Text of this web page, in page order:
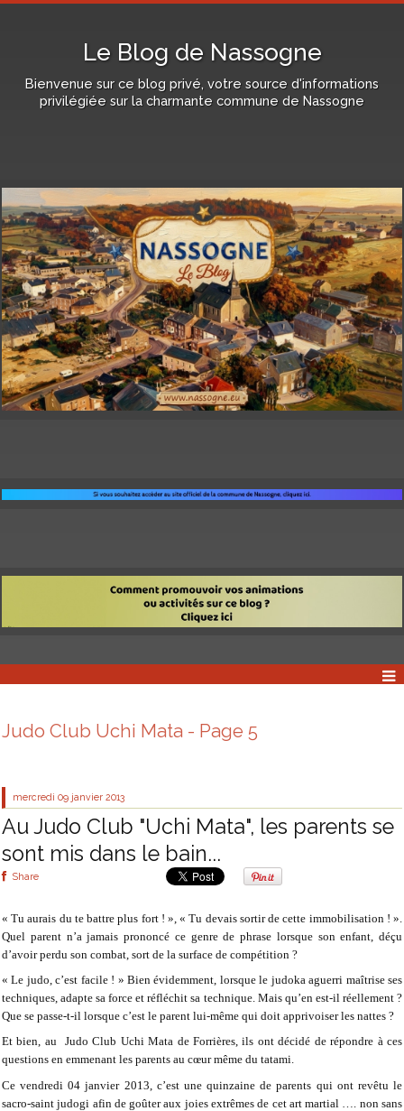
Le Blog de Nassogne
Bienvenue sur ce blog privé, votre source d'informations
privilégiée sur la charmante commune de Nassogne
Judo Club Uchi Mata - Page 5
mercredi 09 janvier 2013
Au Judo Club "Uchi Mata", les parents se
sont mis dans le bain...
Share
« Tu aurais du te battre plus fort ! », « Tu devais sortir de cette immobilisation ! ».
Quel parent n’a jamais prononcé ce genre de phrase lorsque son enfant, déçu
d’avoir perdu son combat, sort de la surface de compétition ?
« Le judo, c’est facile ! » Bien évidemment, lorsque le judoka aguerri maîtrise ses
techniques, adapte sa force et réfléchit sa technique. Mais qu’en est-il réellement ?
Que se passe-t-il lorsque c’est le parent lui-même qui doit apprivoiser les nattes ?
Et bien, au Judo Club Uchi Mata de Forrières, ils ont décidé de répondre à ces
questions en emmenant les parents au cœur même du tatami.
Ce vendredi 04 janvier 2013, c’est une quinzaine de parents qui ont revêtu le
sacro-saint judogi afin de goûter aux joies extrêmes de cet art martial …. non sans